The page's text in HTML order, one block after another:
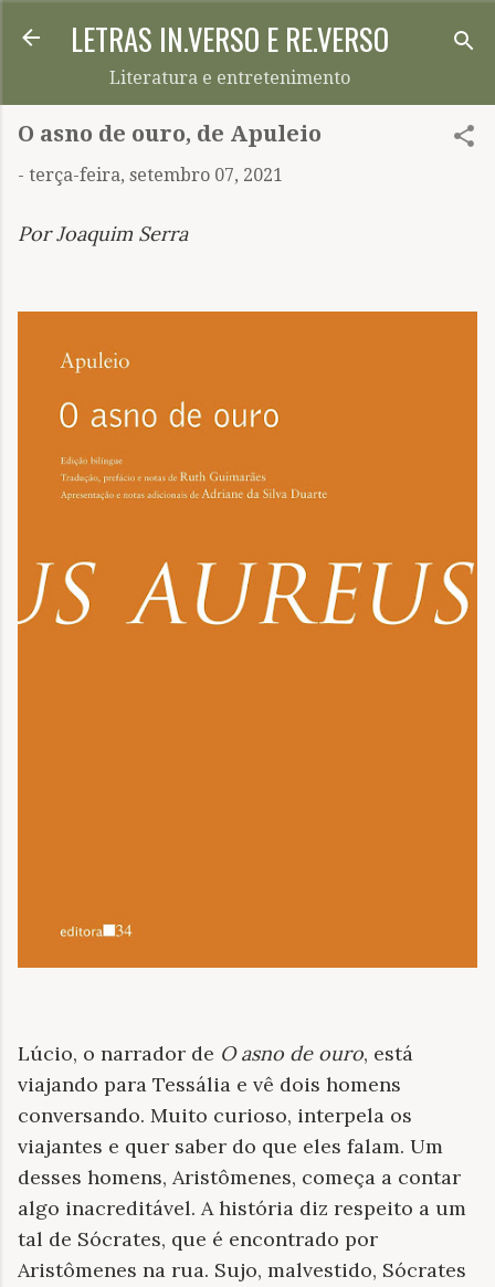
Pular para o conteúdo principal
LETRAS IN.VERSO E RE.VERSO
Literatura e entretenimento
O asno de ouro, de Apuleio
- terça-feira, setembro 07, 2021
Por Joaquim Serra
Lúcio, o narrador de O asno de ouro, está
viajando para Tessália e vê dois homens
conversando. Muito curioso, interpela os
viajantes e quer saber do que eles falam. Um
desses homens, Aristômenes, começa a contar
algo inacreditável. A história diz respeito a um
tal de Sócrates, que é encontrado por
Aristômenes na rua. Sujo, malvestido, Sócrates